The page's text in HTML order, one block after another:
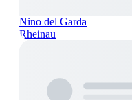
Nino del Garda
Rheinau